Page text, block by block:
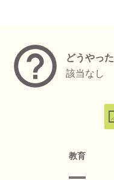
どうやっ
該当なし
教育